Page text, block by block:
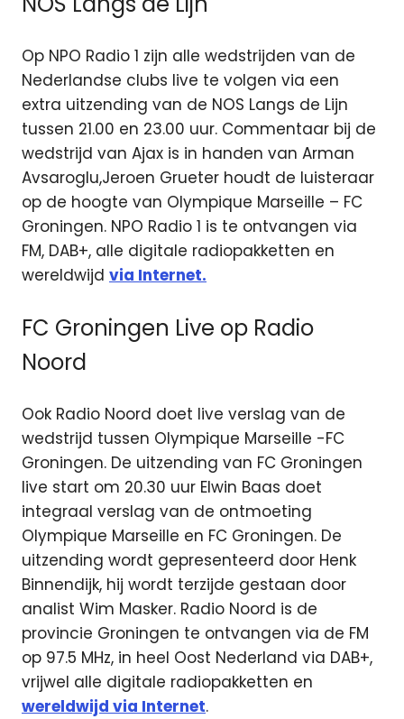
Op NPO Radio 1 zijn alle wedstrijden van de
Nederlandse clubs live te volgen via een
extra uitzending van de NOS Langs de Lijn
tussen 21.00 en 23.00 uur. Commentaar bij de
wedstrijd van Ajax is in handen van Arman
Avsaroglu,Jeroen Grueter houdt de luisteraar
op de hoogte van Olympique Marseille – FC
Groningen. NPO Radio 1 is te ontvangen via
FM, DAB+, alle digitale radiopakketten en
wereldwijd via Internet.
FC Groningen Live op Radio
Noord
Ook Radio Noord doet live verslag van de
wedstrijd tussen Olympique Marseille -FC
Groningen. De uitzending van FC Groningen
live start om 20.30 uur Elwin Baas doet
integraal verslag van de ontmoeting
Olympique Marseille en FC Groningen. De
uitzending wordt gepresenteerd door Henk
Binnendijk, hij wordt terzijde gestaan door
analist Wim Masker. Radio Noord is de
provincie Groningen te ontvangen via de FM
op 97.5 MHz, in heel Oost Nederland via DAB+,
vrijwel alle digitale radiopakketten en
wereldwijd via Internet.